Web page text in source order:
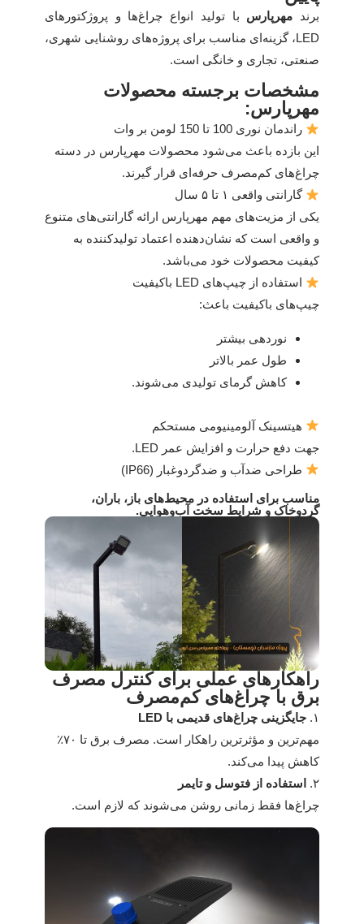
برند مهرپارس با تولید انواع چراغ‌ها و پروژکتورهای
LED، گزینه‌ای مناسب برای پروژه‌های روشنایی شهری،
صنعتی، تجاری و خانگی است.
مشخصات برجسته محصولات
مهرپارس:
راندمان نوری 100 تا 150 لومن بر وات
این بازده باعث می‌شود محصولات مهرپارس در دسته
چراغ‌های کم‌مصرف حرفه‌ای قرار گیرند.
گارانتی واقعی ۱ تا ۵ سال
یکی از مزیت‌های مهم مهرپارس ارائه گارانتی‌های متنوع
و واقعی است که نشان‌دهنده اعتماد تولیدکننده به
کیفیت محصولات خود می‌باشد.
استفاده از چیپ‌های LED باکیفیت
چیپ‌های باکیفیت باعث:
نوردهی بیشتر
طول عمر بالاتر
کاهش گرمای تولیدی می‌شوند.
هیتسینک آلومینیومی مستحکم
جهت دفع حرارت و افزایش عمر LED.
طراحی ضدآب و ضدگردوغبار (IP66)
مناسب برای استفاده در محیط‌های باز، باران،
گردوخاک و شرایط سخت آب‌وهوایی.
راهکارهای عملی برای کنترل مصرف
برق با چراغ‌های کم‌مصرف
۱. جایگزینی چراغ‌های قدیمی با LED
مهم‌ترین و مؤثرترین راهکار است. مصرف برق تا ۷۰٪
کاهش پیدا می‌کند.
۲.
استفاده از فتوسل و تایمر
چراغ‌ها فقط زمانی روشن می‌شوند که لازم است.